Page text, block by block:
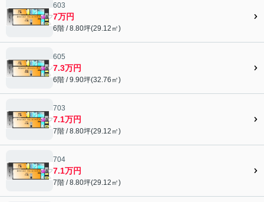
603
7万円
6階 / 8.80坪(29.12㎡)
605
7.3万円
6階 / 9.90坪(32.76㎡)
703
7.1万円
7階 / 8.80坪(29.12㎡)
704
7.1万円
7階 / 8.80坪(29.12㎡)